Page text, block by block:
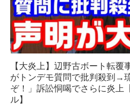
【大炎上】辺野古ボート転覆
がトンデモ質問で批判殺到→
ぞ！」訴訟恫喝でさらに炎上
ル】